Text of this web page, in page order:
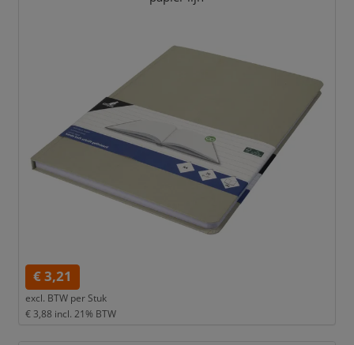
€ 3,21
excl. BTW per Stuk
€ 3,88 incl. 21% BTW